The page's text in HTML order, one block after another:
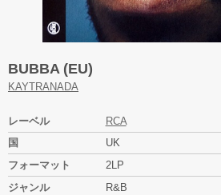
BUBBA (EU)
KAYTRANADA
レーベル
RCA
国
UK
フォーマット
2LP
ジャンル
R&B